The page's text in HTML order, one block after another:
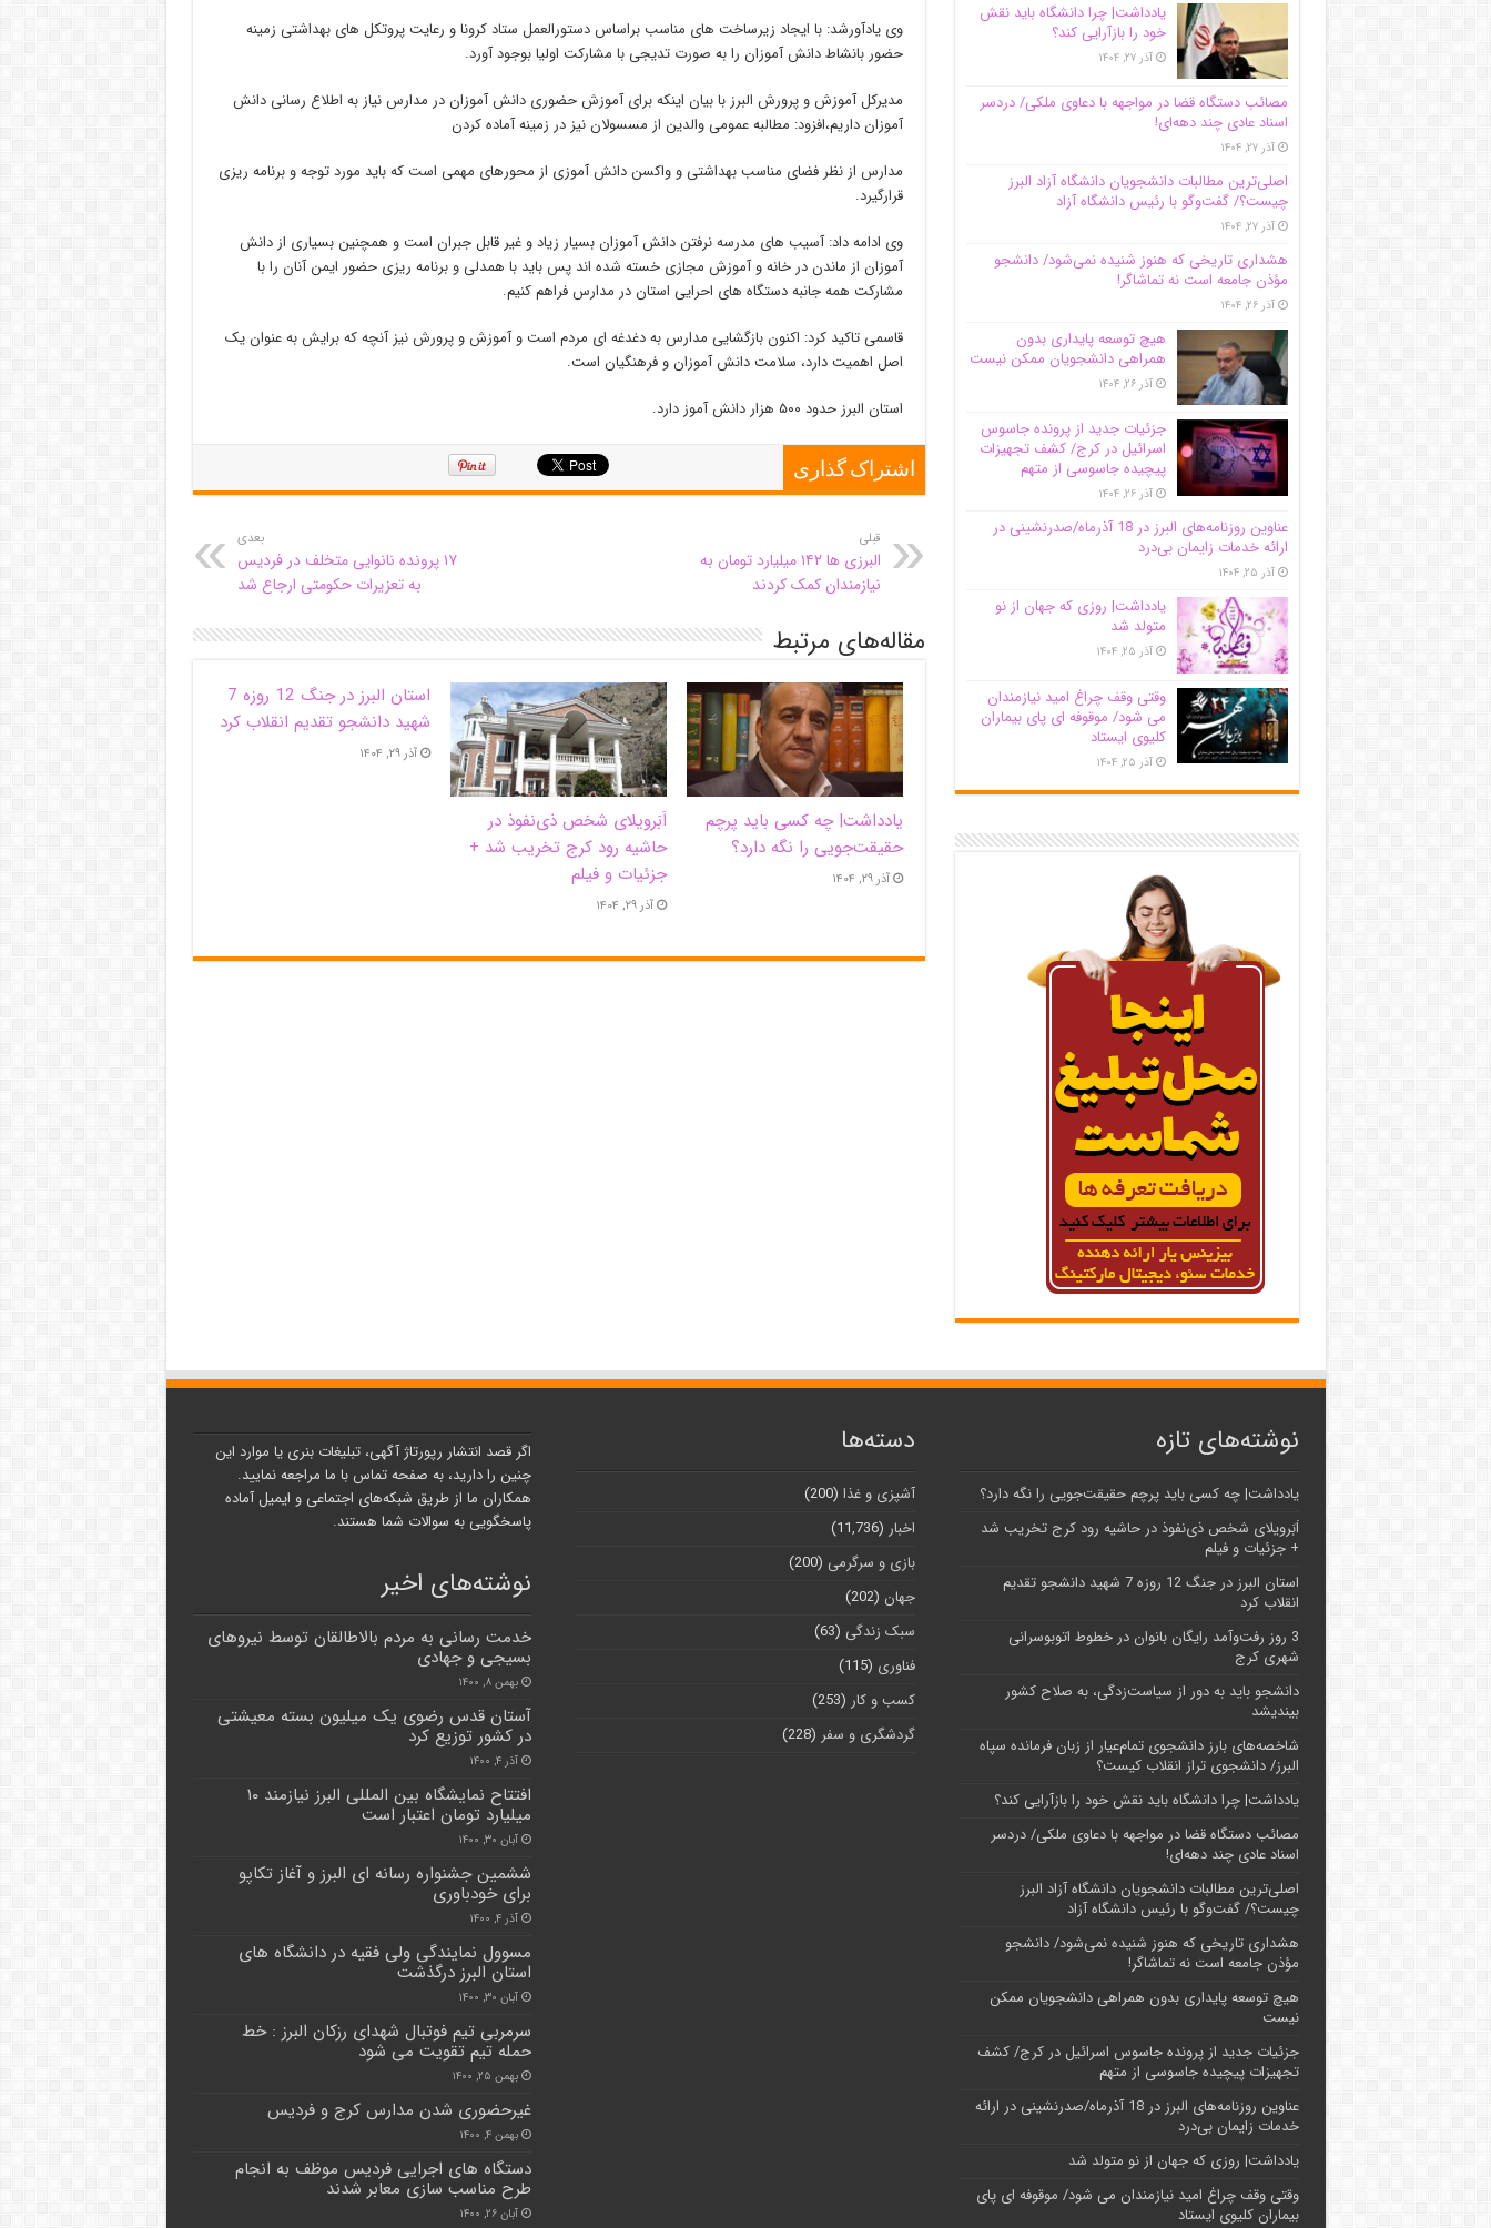
وی یادآورشد: با ایجاد زیرساخت های مناسب براساس دستورالعمل ستاد کرونا و رعایت پروتکل های بهداشتی زمینه
حضور بانشاط دانش آموزان را به صورت تدیجی با مشارکت اولیا بوجود آورد.
مدیرکل آموزش و پرورش البرز با بیان اینکه برای آموزش حضوری دانش آموزان در مدارس نیاز به اطلاع رسانی دانش
آموزان داریم،افزود: مطالبه عمومی والدین از مسسولان نیز در زمینه آماده کردن
مدارس از نظر فضای مناسب بهداشتی و واکسن دانش آموزی از محورهای مهمی است که باید مورد توجه و برنامه ریزی
قرارگیرد.
وی ادامه داد: آسیب های مدرسه نرفتن دانش آموزان بسیار زیاد و غیر قابل جبران است و همچنین بسیاری از دانش
آموزان از ماندن در خانه و آموزش مجازی خسته شده اند پس باید با همدلی و برنامه ریزی حضور ایمن آنان را با
مشارکت همه جانبه دستگاه های احرایی استان در مدارس فراهم کنیم.
قاسمی تاکید کرد: اکنون بازگشایی مدارس به دغدغه ای مردم است و آموزش و پرورش نیز آنچه که برایش به عنوان یک
اصل اهمیت دارد، سلامت دانش آموزان و فرهنگیان است.
استان البرز حدود ۵۰۰ هزار دانش آموز دارد.
اشتراک گذاری
قبلی
البرزی ها ۱۴۲ میلیارد تومان به
نیازمندان کمک کردند
بعدی
۱۷ پرونده نانوایی متخلف در فردیس
به تعزیرات حکومتی ارجاع شد
مقاله‌های مرتبط
یادداشت| ‌چه کسی باید پرچم
حقیقت‌جویی را نگه دارد؟
آذر ۲۹, ۱۴۰۴
اَبَر‌ویلای شخص ذی‌نفوذ در
حاشیه‌ رود کرج تخریب شد +
جزئیات و فیلم
آذر ۲۹, ۱۴۰۴
استان البرز در جنگ 12 روزه 7
شهید دانشجو تقدیم انقلاب کرد
آذر ۲۹, ۱۴۰۴
یادداشت| چرا دانشگاه باید نقش
خود را بازآرایی کند؟
آذر ۲۷, ۱۴۰۴
مصائب دستگاه قضا در مواجهه با دعاوی ملکی/ دردسر
اسناد عادی چند‌ دهه‌ای!
آذر ۲۷, ۱۴۰۴
اصلی‌ترین مطالبات دانشجویان دانشگاه آزاد البرز
چیست؟/ گفت‌وگو با رئیس دانشگاه آز‌اد
آذر ۲۷, ۱۴۰۴
هشداری تاریخی که هنوز شنیده نمی‌شود/ دانشجو
مؤذن جامعه است نه تماشاگر!
آذر ۲۶, ۱۴۰۴
هیچ توسعه پایداری بدون
همراهی دانشجویان ممکن نیست
آذر ۲۶, ۱۴۰۴
جزئیات جدید از پرونده جاسوس
اسرائیل در کرج/‌ کشف تجهیزات
پیچیده جاسوسی از متهم
آذر ۲۶, ۱۴۰۴
عناوین روزنامه‌های البرز در ‌18 آذرماه/صدرنشینی در
ارائه خدمات زایمان بی‌درد
آذر ۲۵, ۱۴۰۴
یادداشت| روزی که جهان از نو
متولد شد
آذر ۲۵, ۱۴۰۴
وقتی وقف چراغ امید نیازمندان
می شود/ موقوفه ای پای بیماران
کلیوی ایستاد
آذر ۲۵, ۱۴۰۴
نوشته‌های تازه
یادداشت| ‌چه کسی باید پرچم حقیقت‌جویی را نگه دارد؟
اَبَر‌ویلای شخص ذی‌نفوذ در حاشیه‌ رود کرج تخریب شد
+ جزئیات و فیلم
استان البرز در جنگ 12 روزه 7 شهید دانشجو تقدیم
انقلاب کرد
3 روز رفت‌وآمد رایگان بانوان در خطوط اتوبوسرانی
شهری کرج
دانشجو باید به دور از سیاست‌زدگی، به صلاح کشور
بیندیشد
شاخصه‌های بارز دانشجوی تمام‌عیار از زبان فرمانده سپاه
البرز/ دانشجوی تراز انقلاب کیست؟
یادداشت| چرا دانشگاه باید نقش خود را بازآرایی کند؟
مصائب دستگاه قضا در مواجهه با دعاوی ملکی/ دردسر
اسناد عادی چند‌ دهه‌ای!
اصلی‌ترین مطالبات دانشجویان دانشگاه آزاد البرز
چیست؟/ گفت‌وگو با رئیس دانشگاه آز‌اد
هشداری تاریخی که هنوز شنیده نمی‌شود/ دانشجو
مؤذن جامعه است نه تماشاگر!
هیچ توسعه پایداری بدون همراهی دانشجویان ممکن
نیست
جزئیات جدید از پرونده جاسوس اسرائیل در کرج/‌ کشف
تجهیزات پیچیده جاسوسی از متهم
عناوین روزنامه‌های البرز در ‌18 آذرماه/صدرنشینی در ارائه
خدمات زایمان بی‌درد
یادداشت| روزی که جهان از نو متولد شد
وقتی وقف چراغ امید نیازمندان می شود/ موقوفه ای پای
بیماران کلیوی ایستاد
دسته‌ها
آشپزی و غذا (200)
اخبار (11,736)
بازی و سرگرمی (200)
جهان (202)
سبک زندگی (63)
فناوری (115)
کسب و کار (253)
گردشگری و سفر (228)
اگر قصد انتشار رپورتاژ آگهی، تبلیغات بنری یا موارد این
چنین را دارید، به صفحه تماس با ما مراجعه نمایید.
همکاران ما از طریق شبکه‌های اجتماعی و ایمیل آماده
پاسخگویی به سوالات شما هستند.
نوشته‌های اخیر
خدمت رسانی به مردم بالاطالقان توسط نیروهای
بسیجی و جهادی
بهمن ۸, ۱۴۰۰
آستان قدس رضوی یک میلیون بسته معیشتی
در کشور توزیع کرد
آذر ۴, ۱۴۰۰
افتتاح نمایشگاه بین المللی البرز نیازمند ۱۰
میلیارد تومان اعتبار است
آبان ۳۰, ۱۴۰۰
ششمین جشنواره رسانه ای البرز و آغاز تکاپو
برای خودباوری
آذر ۴, ۱۴۰۰
مسوول نمایندگی ولی فقیه در دانشگاه های
استان البرز درگذشت
آبان ۳۰, ۱۴۰۰
سرمربی تیم فوتبال شهدای رزکان البرز : خط
حمله تیم تقویت می شود
بهمن ۲۵, ۱۴۰۰
غیرحضوری شدن مدارس کرج و فردیس
بهمن ۴, ۱۴۰۰
دستگاه های اجرایی فردیس موظف به انجام
طرح مناسب سازی معابر شدند
آبان ۲۶, ۱۴۰۰